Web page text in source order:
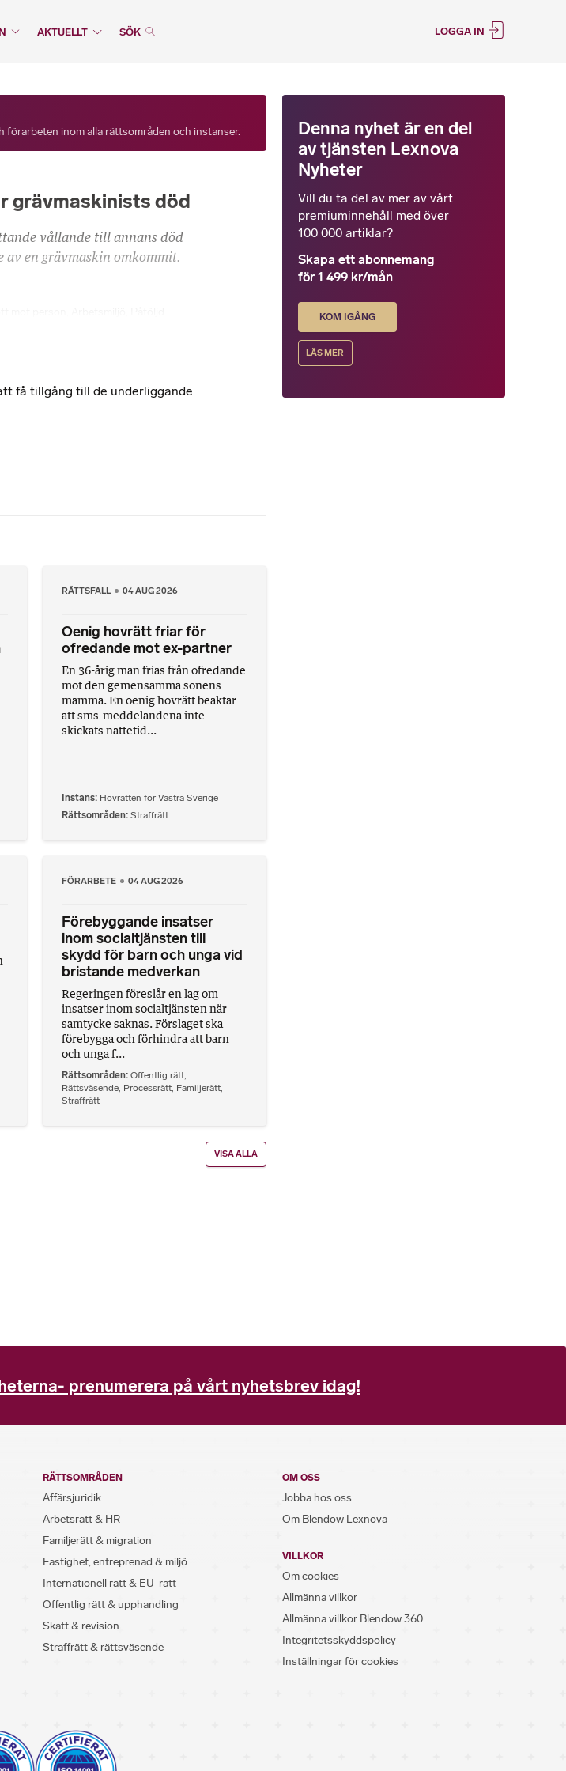
AKTUELLT SÖK LOGGA IN
inom alla rättsområden och instanser.
grävmaskinists död
vållande till annans död
en grävmaskin omkommit.
få tillgång till de underliggande
RÄTTSFALL 04 AUG 2026
Oenig hovrätt friar för
ofredande mot ex-partner
En 36-årig man frias från ofredande
mot den gemensamma sonens
mamma. En oenig hovrätt beaktar
att sms-meddelandena inte
skickats nattetid...
Instans Hovrätten för Västra Sverige
Rättsområden Straffrätt
FÖRARBETE 04 AUG 2026
Förebyggande insatser
inom socialtjänsten till
skydd för barn och unga vid
bristande medverkan
Regeringen föreslår en lag om
insatser inom socialtjänsten när
samtycke saknas. Förslaget ska
förebygga och förhindra att barn
och unga f...
Rättsområden Offentlig rätt
Rättsväsende Processrätt Familjerätt
Straffrätt
VISA ALLA
Denna nyhet är en del
av tjänsten Lexnova
Nyheter
Vill du ta del av mer av vårt
premiuminnehåll med över
100 000 artiklar?
Skapa ett abonnemang
för 1 499 kr/mån
KOM IGÅNG
LÄS MER
prenumerera på vårt nyhetsbrev idag!
RÄTTSOMRÅDEN
Affärsjuridik
Arbetsrätt & HR
Familjerätt & migration
Fastighet, entreprenad & miljö
Internationell rätt & EU-rätt
Offentlig rätt & upphandling
Skatt & revision
Straffrätt & rättsväsende
OM OSS
Jobba hos oss
Om Blendow Lexnova
VILLKOR
Om cookies
Allmänna villkor
Allmänna villkor Blendow 360
Integritetsskyddspolicy
Inställningar för cookies